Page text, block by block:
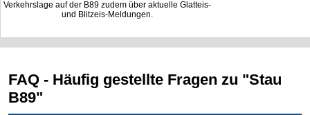
Verkehrslage auf der B89 zudem über aktuelle Glatteis-
und Blitzeis-Meldungen.
FAQ - Häufig gestellte Fragen zu "Stau
B89"